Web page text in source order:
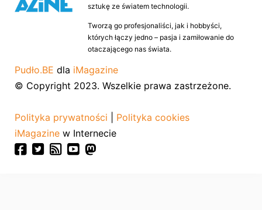
sztukę ze światem technologii.
Tworzą go profesjonaliści, jak i hobbyści,
których łączy jedno – pasja i zamiłowanie do
otaczającego nas świata.
Pudło.BE dla iMagazine
© Copyright 2023. Wszelkie prawa zastrzeżone.
Polityka prywatności
Polityka cookies
iMagazine w Internecie